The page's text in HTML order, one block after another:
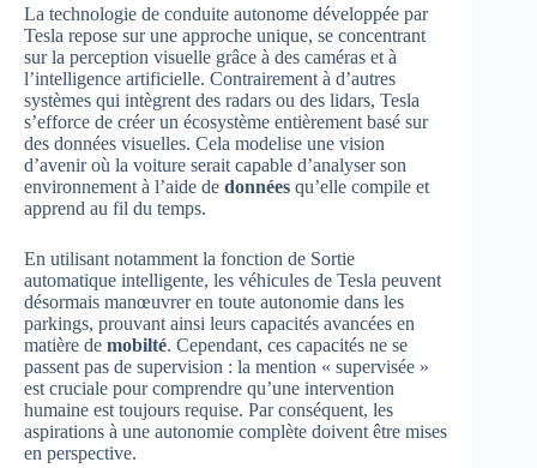
La technologie de conduite autonome développée par
Tesla repose sur une approche unique, se concentrant
sur la perception visuelle grâce à des caméras et à
l’intelligence artificielle. Contrairement à d’autres
systèmes qui intègrent des radars ou des lidars, Tesla
s’efforce de créer un écosystème entièrement basé sur
des données visuelles. Cela modelise une vision
d’avenir où la voiture serait capable d’analyser son
environnement à l’aide de données qu’elle compile et
apprend au fil du temps.
En utilisant notamment la fonction de Sortie
automatique intelligente, les véhicules de Tesla peuvent
désormais manœuvrer en toute autonomie dans les
parkings, prouvant ainsi leurs capacités avancées en
matière de mobilté. Cependant, ces capacités ne se
passent pas de supervision : la mention « supervisée »
est cruciale pour comprendre qu’une intervention
humaine est toujours requise. Par conséquent, les
aspirations à une autonomie complète doivent être mises
en perspective.